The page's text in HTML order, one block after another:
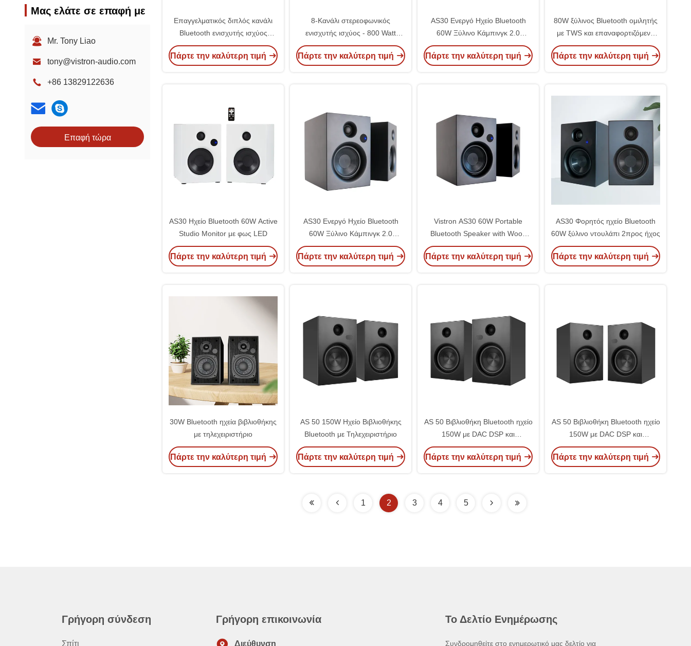
Μας ελάτε σε επαφή με
Mr. Tony Liao
tony@vistron-audio.com
+86 13829122636
Επαφή τώρα
Επαγγελματικός διπλός κανάλι
Bluetooth ενισχυτής ισχύος
υψηλής ισχύος OEM 2 ζώνες
στερεοφωνικός ακουστικός
Πάρτε την καλύτερη τιμή
8-Κανάλι στερεοφωνικός
ενισχυτής ισχύος - 800 Watt
μέγιστη ισχύς εξόδου Multi-Zone
Audio Source Mixer Receiver
Πάρτε την καλύτερη τιμή
AS30 Ενεργό Ηχείο Bluetooth
60W Ξύλινο Κάμπινγκ 2.0
Κανάλια
Πάρτε την καλύτερη τιμή
80W ξύλινος Bluetooth ομιλητής
με TWS και επαναφορτιζόμενη
μπαταρία
Πάρτε την καλύτερη τιμή
AS30 Ηχείο Bluetooth 60W Active
Studio Monitor με φως LED
Πάρτε την καλύτερη τιμή
AS30 Ενεργό Ηχείο Bluetooth
60W Ξύλινο Κάμπινγκ 2.0
Κανάλια
Πάρτε την καλύτερη τιμή
Vistron AS30 60W Portable
Bluetooth Speaker with Wood
Cabinet
Πάρτε την καλύτερη τιμή
AS30 Φορητός ηχείο Bluetooth
60W ξύλινο ντουλάπι 2προς ήχος
Πάρτε την καλύτερη τιμή
30W Bluetooth ηχεία βιβλιοθήκης
με τηλεχειριστήριο
Πάρτε την καλύτερη τιμή
AS 50 150W Ηχείο Βιβλιοθήκης
Bluetooth με Τηλεχειριστήριο
Πάρτε την καλύτερη τιμή
AS 50 Βιβλιοθήκη Bluetooth ηχείο
150W με DAC DSP και
τηλεχειριστήριο
Πάρτε την καλύτερη τιμή
AS 50 Βιβλιοθήκη Bluetooth ηχείο
150W με DAC DSP και
τηλεχειριστήριο
Πάρτε την καλύτερη τιμή
1 2 3 4 5
Γρήγορη σύνδεση
Σπίτι
Γρήγορη επικοινωνία
Διεύθυνση
Το Δελτίο Ενημέρωσης
Συνδρομηθείτε στο ενημερωτικό μας δελτίο για